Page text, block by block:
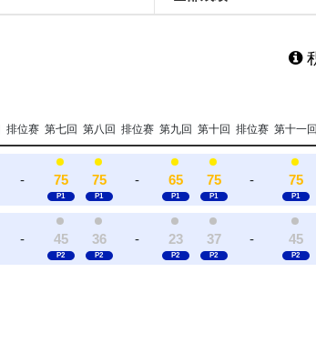
排位赛 第七回 第八回 排位赛 第九回 第十回 排位赛 第十一回
- 75 75 - 65 75 - 75
- 45 36 - 23 37 - 45